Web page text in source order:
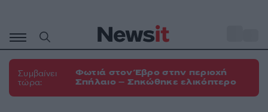
περιεχόμενο
Συμβαίνει
τώρα:
Φωτιά στον Έβρο στην περιοχή
Σπήλαιο – Σηκώθηκε ελικόπτερο